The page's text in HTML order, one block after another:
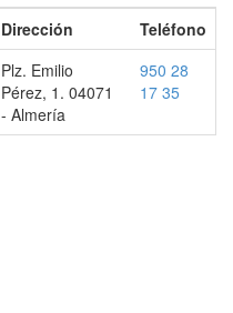
Dirección
Teléfono
Plz. Emilio
Pérez, 1. 04071
- Almería
950 28
17 35